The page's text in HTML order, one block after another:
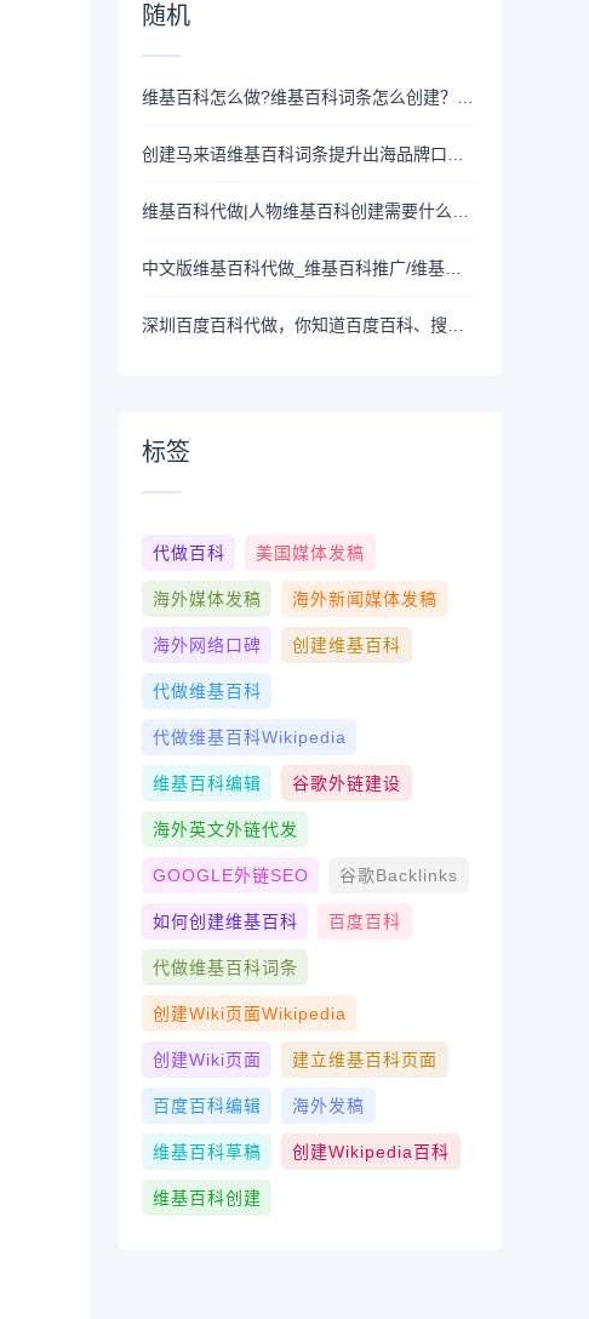
随机
标签
代做百科 美国媒体发稿
海外媒体发稿 海外新闻媒体发稿
海外网络口碑 创建维基百科
代做维基百科
代做维基百科wikipedia
维基百科编辑 谷歌外链建设
海外英文外链代发
GOOGLE外链SEO 谷歌Backlinks
如何创建维基百科 百度百科
代做维基百科词条
创建wiki页面Wikipedia
创建wiki页面 建立维基百科页面
百度百科编辑 海外发稿
维基百科草稿 创建Wikipedia百科
维基百科创建